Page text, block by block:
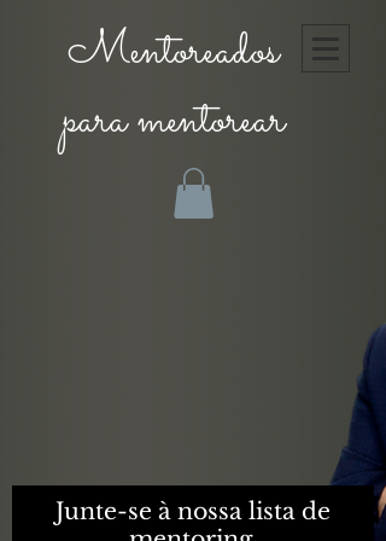
Mentoreados
para mentorear
Junte-se à nossa lista de